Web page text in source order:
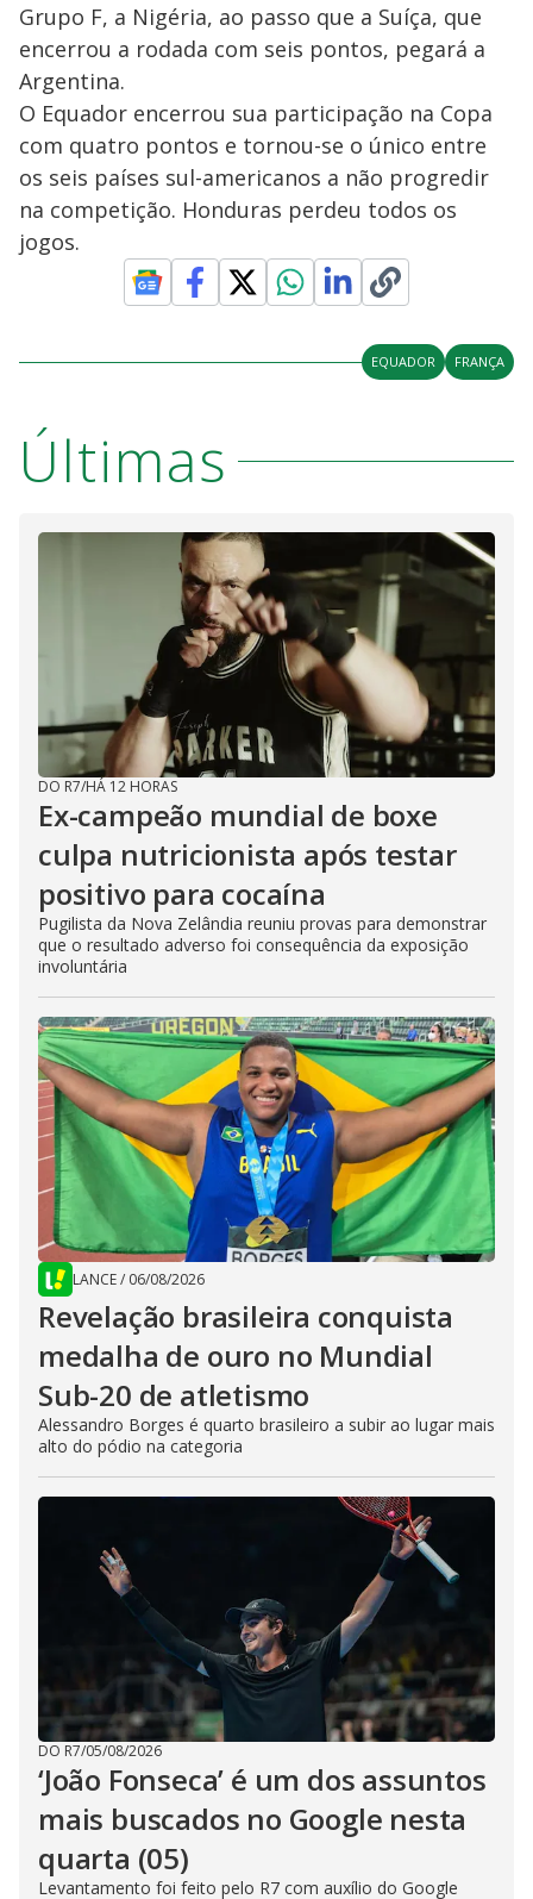
Grupo F, a Nigéria, ao passo que a Suíça, que
encerrou a rodada com seis pontos, pegará a
Argentina.
O Equador encerrou sua participação na Copa
com quatro pontos e tornou-se o único entre
os seis países sul-americanos a não progredir
na competição. Honduras perdeu todos os
jogos.
EQUADOR FRANÇA
Últimas
DO R7/HÁ 12 HORAS
Ex-campeão mundial de boxe
culpa nutricionista após testar
positivo para cocaína
Pugilista da Nova Zelândia reuniu provas para demonstrar
que o resultado adverso foi consequência da exposição
involuntária
LANCE/ 06/08/2026
Revelação brasileira conquista
medalha de ouro no Mundial
Sub-20 de atletismo
Alessandro Borges é quarto brasileiro a subir ao lugar mais
alto do pódio na categoria
DO R7/05/08/2026
‘João Fonseca’ é um dos assuntos
mais buscados no Google nesta
quarta (05)
Levantamento foi feito pelo R7 com auxílio do Google